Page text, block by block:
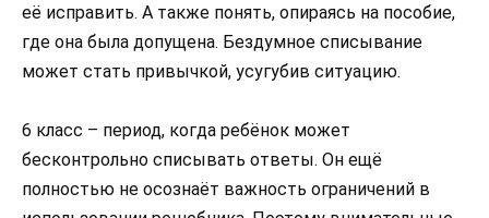
её исправить. А также понять, опираясь на пособие,
где она была допущена. Бездумное списывание
может стать привычкой, усугубив ситуацию.
6 класс – период, когда ребёнок может
бесконтрольно списывать ответы. Он ещё
полностью не осознаёт важность ограничений в